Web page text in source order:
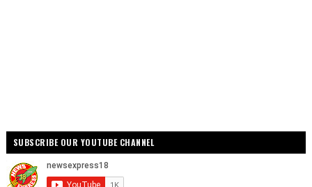
SUBSCRIBE OUR YOUTUBE CHANNEL